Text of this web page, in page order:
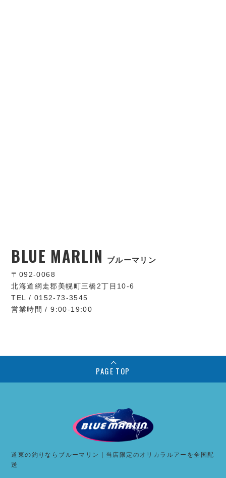
BLUE MARLIN ブルーマリン
〒092-0068
北海道網走郡美幌町三橋2丁目10-6
TEL / 0152-73-3545
営業時間 / 9:00-19:00
PAGE TOP
道東の釣りならブルーマリン｜当店限定のオリカラルアーを全国配
送